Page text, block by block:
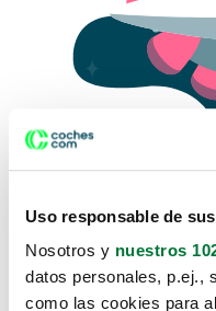
Uso responsable de
Nosotros y nuestros
datos personales, p.ej.,
como las cookies para